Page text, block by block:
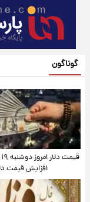
گوناگون
افزایش قیمت دلار